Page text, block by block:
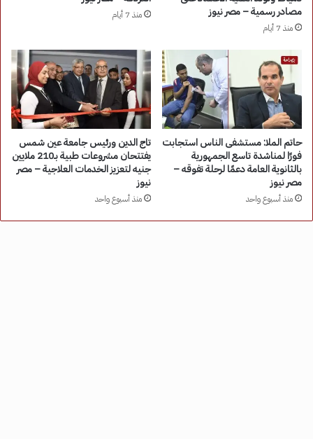
مصادر رسمية – مصر نيوز
منذ 7 أيام
منذ 7 أيام
حاتم الملا: مستشفى الناس استجابت
فورًا لمناشدة تاسع الجمهورية
بالثانوية العامة دعمًا لرحلة تفوقه –
مصر نيوز
منذ أسبوع واحد
تاج الدين ورئيس جامعة عين شمس
يفتتحان مشروعات طبية بـ210 ملايين
جنيه لتعزيز الخدمات العلاجية – مصر
نيوز
منذ أسبوع واحد